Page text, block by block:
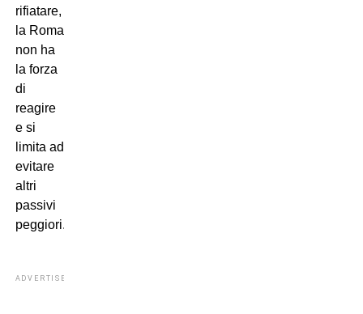
rifiatare,
la Roma
non ha
la forza
di
reagire
e si
limita ad
evitare
altri
passivi
peggiori.
ADVERTISEMENT